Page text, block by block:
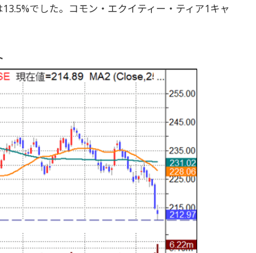
でした。コモン・エクイティー・ティア1キャ